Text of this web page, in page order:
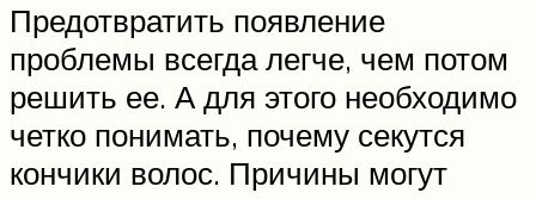
Предотвратить появление
проблемы всегда легче, чем потом
решить ее. А для этого необходимо
четко понимать, почему секутся
кончики волос. Причины могут